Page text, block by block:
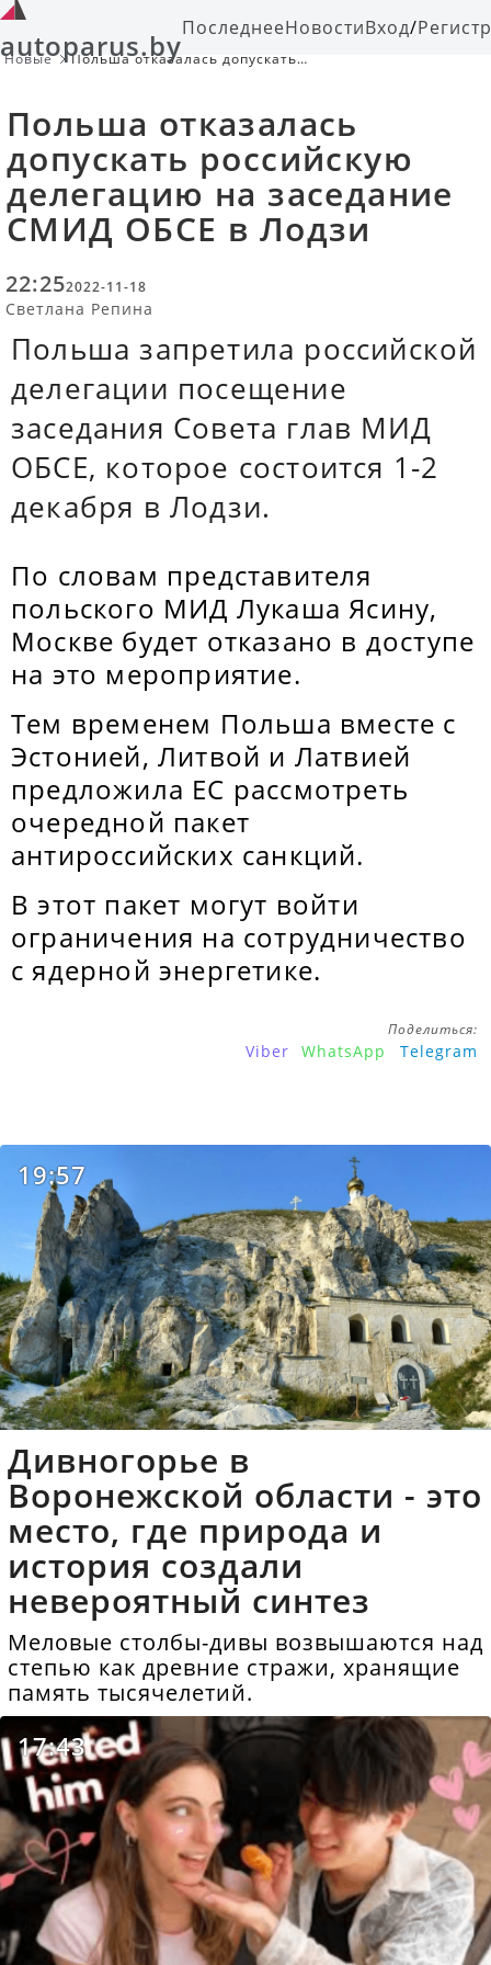
autoparus.byПоследнееНовостиВход/
Новые
Польша отказалась допускать
Польша отказалась
допускать российскую
делегацию на заседание
СМИД ОБСЕ в Лодзи
22:252022-11-18
Светлана Репина
Польша запретила российской
делегации посещение
заседания Совета глав МИД
ОБСЕ, которое состоится 1-2
декабря в Лодзи.
По словам представителя
польского МИД Лукаша Ясину,
Москве будет отказано в доступе
на это мероприятие.
Тем временем Польша вместе с
Эстонией, Литвой и Латвией
предложила ЕС рассмотреть
очередной пакет
антироссийских санкций.
В этот пакет могут войти
ограничения на сотрудничество
с ядерной энергетике.
Поделиться:
Viber WhatsApp Telegram
19:57
Дивногорье в
Воронежской области - это
место, где природа и
история создали
невероятный синтез
Меловые столбы-дивы возвышаются над
степью как древние стражи, хранящие
память тысячелетий.
17:43